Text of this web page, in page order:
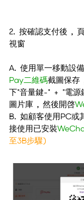
2. 按確認支付後 ,
視窗
A. 使用單一移動設
Pay二維碼截圖保存
下"音量鍵-" + "電源
圖片庫 , 然後開啓
B. 如顧客使用PC
接使用已安裝
至3B步驟)